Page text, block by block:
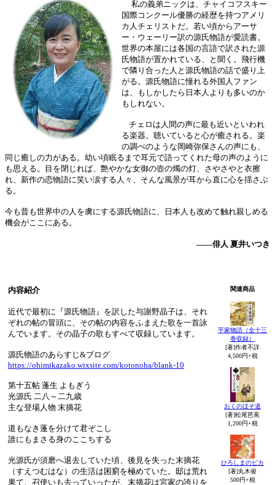
私の義弟ニックは、チャイコフスキー
国際コンクール優勝の経歴を持つアメリ
カ人チェリストだ。若い頃からアーサ
ー・ウェーリー訳の源氏物語が愛読書。
世界の本屋には各国の言語で訳された源
氏物語が置かれている、と聞く。飛行機
で隣り合った人と源氏物語の話で盛り上
がる。源氏物語に憧れる外国人ファン
は、もしかしたら日本人よりも多いのか
もしれない。
チェロは人間の声に最も近いといわれ
る楽器。聴いていると心が癒される。楽
の調べのような岡崎弥保さんの声にも、
同じ癒しの力がある。幼い頃眠るまで耳元で語ってくれた母の声のように
も思える。目を閉じれば、艶やかな女御の壺の燭の灯、さやさやと衣擦
れ、新作の恋物語に笑い涙する人々、そんな風景が耳から直に心を揺さぶ
る。
今も昔も世界中の人を虜にする源氏物語に、日本人も改めて触れ親しめる
機会がここにある。
――俳人 夏井いつき
内容紹介
近代で最初に『源氏物語』を訳した与謝野晶子は、それ
ぞれの帖の冒頭に、その帖の内容をふまえた歌を一首詠
んでいます。その晶子の歌もすべて収録しています。
源氏物語のあらすじ&ブログ
https://ohimikazako.wixsite.com/kotonoha/blank-10
第十五帖 蓬生 よもぎう
光源氏 二八～二九歳
主な登場人物 末摘花
道もなき蓬を分けて君ぞこし
誰にもまさる身のここちする
光源氏が須磨へ退去していた頃、後見を失った末摘花
（すえつむはな）の生活は困窮を極めていた。邸は荒れ
果て、召使いも去っていったが、末摘花は宮家の誇りを
関連商品
平家物語（全十三
巻収録）
[著]作者不詳
4,500円+税
おくのほそ道
[著]松尾芭蕉
1,200円+税
ひろしまのピカ
[著]丸木俊
500円+税